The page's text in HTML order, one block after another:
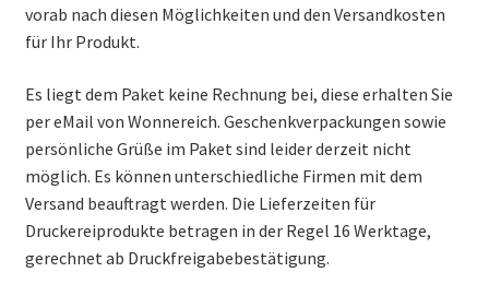
vorab nach diesen Möglichkeiten und den Versandkosten
für Ihr Produkt.
Es liegt dem Paket keine Rechnung bei, diese erhalten Sie
per eMail von Wonnereich. Geschenkverpackungen sowie
persönliche Grüße im Paket sind leider derzeit nicht
möglich. Es können unterschiedliche Firmen mit dem
Versand beauftragt werden. Die Lieferzeiten für
Druckereiprodukte betragen in der Regel 16 Werktage,
gerechnet ab Druckfreigabebestätigung.